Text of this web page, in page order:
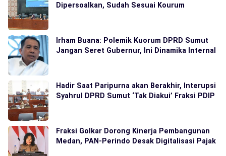
Dipersoalkan, Sudah Sesuai Kourum
Irham Buana: Polemik Kuorum DPRD Sumut
Jangan Seret Gubernur, Ini Dinamika Internal
Hadir Saat Paripurna akan Berakhir, Interupsi
Syahrul DPRD Sumut ‘Tak Diakui’ Fraksi PDIP
Fraksi Golkar Dorong Kinerja Pembangunan
Medan, PAN-Perindo Desak Digitalisasi Pajak